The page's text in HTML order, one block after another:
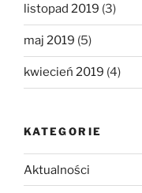
listopad 2019 (3)
maj 2019 (5)
kwiecień 2019 (4)
KATEGORIE
Aktualności